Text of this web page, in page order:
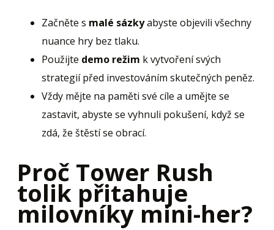
Začněte s malé sázkyabyste objevili všechny
nuance hry bez tlaku.
Použijte demo režim k vytvoření svých
strategií před investováním skutečných peněz.
Vždy mějte na paměti své cíle a umějte se
zastavit, abyste se vyhnuli pokušení, když se
zdá, že štěstí se obrací.
Proč Tower Rush
tolik přitahuje
milovníky mini-her?